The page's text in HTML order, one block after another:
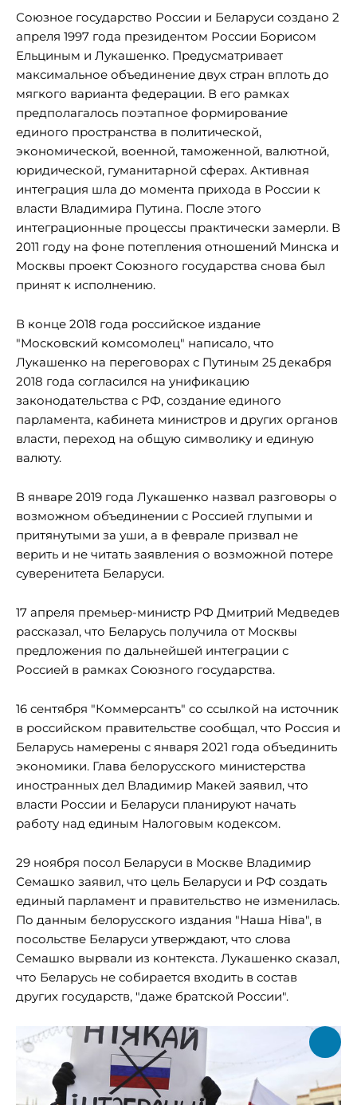
Союзное государство России и Беларуси создано 2
апреля 1997 года президентом России Борисом
Ельциным и Лукашенко. Предусматривает
максимальное объединение двух стран вплоть до
мягкого варианта федерации. В его рамках
предполагалось поэтапное формирование
единого пространства в политической,
экономической, военной, таможенной, валютной,
юридической, гуманитарной сферах. Активная
интеграция шла до момента прихода в России к
власти Владимира Путина. После этого
интеграционные процессы практически замерли. В
2011 году на фоне потепления отношений Минска и
Москвы проект Союзного государства снова был
принят к исполнению.
В конце 2018 года российское издание
"Московский комсомолец" написало, что
Лукашенко на переговорах с Путиным 25 декабря
2018 года согласился на унификацию
законодательства с РФ, создание единого
парламента, кабинета министров и других органов
власти, переход на общую символику и единую
валюту.
В январе 2019 года Лукашенко назвал разговоры о
возможном объединении с Россией глупыми и
притянутыми за уши, а в феврале призвал не
верить и не читать заявления о возможной потере
суверенитета Беларуси.
17 апреля премьер-министр РФ Дмитрий Медведев
рассказал, что Беларусь получила от Москвы
предложения по дальнейшей интеграции с
Россией в рамках Союзного государства.
16 сентября "Коммерсантъ" со ссылкой на источник
в российском правительстве сообщал, что Россия и
Беларусь намерены с января 2021 года объединить
экономики. Глава белорусского министерства
иностранных дел Владимир Макей заявил, что
власти России и Беларуси планируют начать
работу над единым Налоговым кодексом.
29 ноября посол Беларуси в Москве Владимир
Семашко заявил, что цель Беларуси и РФ создать
единый парламент и правительство не изменилась.
По данным белорусского издания "Наша Ніва", в
посольстве Беларуси утверждают, что слова
Семашко вырвали из контекста. Лукашенко сказал,
что Беларусь не собирается входить в состав
других государств, "даже братской России".